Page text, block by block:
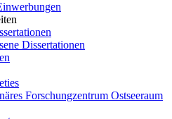
Dissertationen
Forschungzentrum Ostseeraum